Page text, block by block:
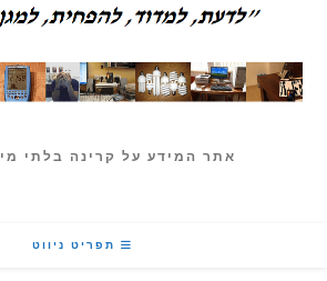
אתר המידע על קרינה בלתי מייננת
תפריט ניווט